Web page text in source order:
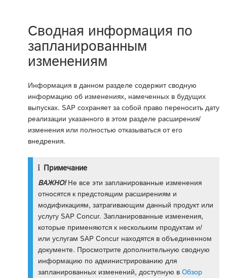
Сводная информация по
запланированным
изменениям
Информация в данном разделе содержит сводную
информацию об изменениях, намеченных в будущих
выпусках. SAP сохраняет за собой право переносить дату
реализации указанного в этом разделе расширения/
изменения или полностью отказываться от его
внедрения.
Примечание
ВАЖНО!Не все эти запланированные изменения
относятся к предстоящим расширениям и
модификациям, затрагивающим данный продукт или
услугу SAP Concur. Запланированные изменения,
которые применяются к нескольким продуктам и/
или услугам SAP Concur находятся в объединенном
документе. Просмотрите дополнительную сводную
информацию по администрированию для
запланированных изменений, доступную вОбзор